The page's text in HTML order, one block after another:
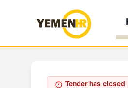
Tender has closed